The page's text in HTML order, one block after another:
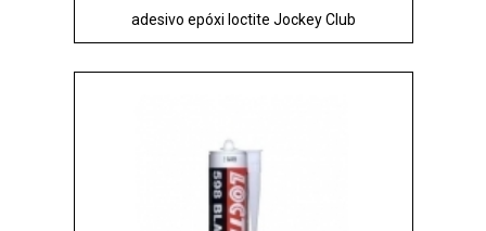
adesivo epóxi loctite Jockey Club